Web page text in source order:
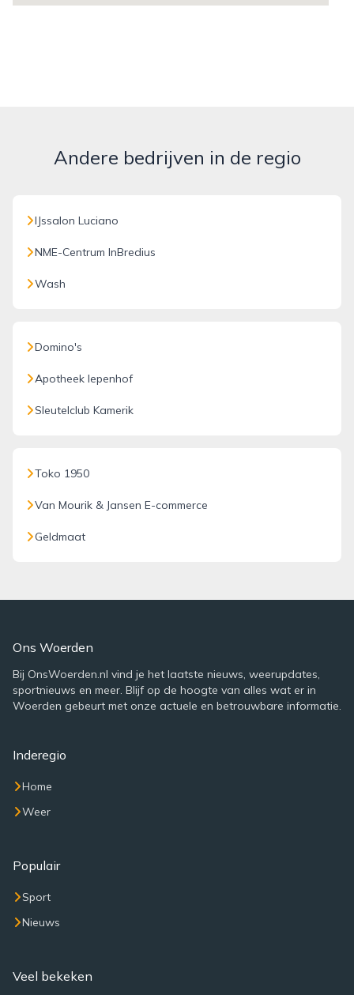
Andere bedrijven in de regio
IJssalon Luciano
NME-Centrum InBredius
Wash
Domino's
Apotheek Iepenhof
Sleutelclub Kamerik
Toko 1950
Van Mourik & Jansen E-commerce
Geldmaat
Ons Woerden
Bij OnsWoerden.nl vind je het laatste nieuws, weerupdates,
sportnieuws en meer. Blijf op de hoogte van alles wat er in
Woerden gebeurt met onze actuele en betrouwbare informatie.
Inderegio
Home
Weer
Populair
Sport
Nieuws
Veel bekeken